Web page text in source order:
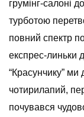
грумінг-салоні
турботою
повний спектр
експрес-линьки
“Красунчику”
чотирилапий,
почувався